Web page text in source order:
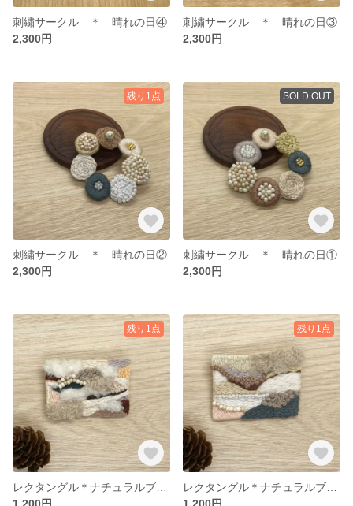
刺繍サークル ＊ 晴れの日④
2,300円
刺繍サークル ＊ 晴れの日③
2,300円
残り1点
刺繍サークル ＊ 晴れの日②
2,300円
SOLD OUT
刺繍サークル ＊ 晴れの日①
2,300円
残り1点
1,200円
残り1点
1,200円